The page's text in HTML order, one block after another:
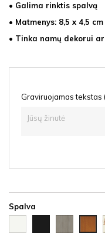
• Galima rinktis spalvą
• Matmenys: 8,5 x 4,5 cm
• Tinka namų dekorui
Graviruojamas tekstas
Spalva
HDF
HDF
latte
Vyšnia
HDF